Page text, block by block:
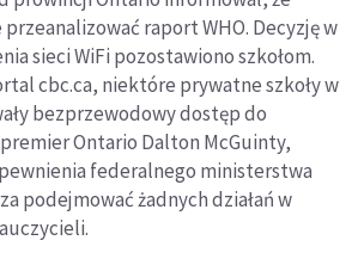
raport WHO. Decyzję w
sieci WiFi pozostawiono szkołom.
cbc.ca, niektóre prywatne szkoły w
bezprzewodowy dostęp do
Ontario Dalton McGuinty,
federalnego ministerstwa
podejmować żadnych działań w